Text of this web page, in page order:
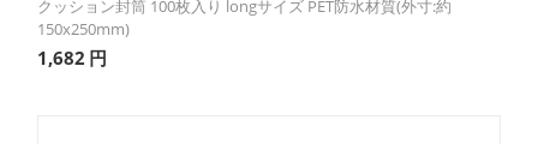
クッション封筒 100枚入り longサイズ PET防水材質(外寸:約
150x250mm)
1,682 円